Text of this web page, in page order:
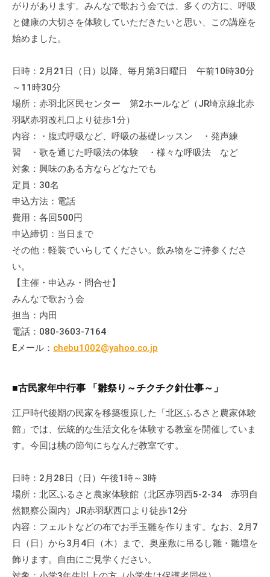
の
場
で
。
様
々
な
催
し
・
講
座
開
催
、
会
場
や
機
材
の
な
事
業
お
こ
な
っ
て
い
ま
がりがあります。みんなで歌おう会では、多くの方に、呼吸
と健康の大切さを体験していただきたいと思い、この講座を
始めました。
日時：2月21日（日）以降、毎月第3日曜日 午前10時30分
～11時30分
場所：赤羽北区民センター 第2ホールなど（JR埼京線北赤
羽駅赤羽改札口より徒歩1分）
内容：・腹式呼吸など、呼吸の基礎レッスン ・発声練
習 ・歌を通じた呼吸法の体験 ・様々な呼吸法 など
対象：興味のある方ならどなたでも
定員：30名
申込方法：電話
費用：各回500円
申込締切：当日まで
その他：軽装でいらしてください。飲み物をご持参くださ
い。
【主催・申込み・問合せ】
みんなで歌おう会
担当：内田
電話：080-3603-7164
Eメール： chebu1002@yahoo.co.jp
■古民家年中行事 「雛祭り～チクチク針仕事～」
江戸時代後期の民家を移築復原した「北区ふるさと農家体験
館」では、伝統的な生活文化を体験する教室を開催していま
す。今回は桃の節句にちなんだ教室です。
日時：2月28日（日）午後1時～3時
場所：北区ふるさと農家体験館（北区赤羽西5-2-34 赤羽自
然観察公園内）JR赤羽駅西口より徒歩12分
内容：フェルトなどの布でお手玉雛を作ります。なお、2月7
日（日）から3月4日（木）まで、奥座敷に吊るし雛・雛壇を
飾ります。自由にご見学ください。